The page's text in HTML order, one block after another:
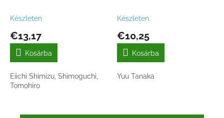
Készleten
€13,17
Kosárba
Eiichi Shimizu, Shimoguchi,
Tomohiro
Készleten
€10,25
Kosárba
Yuu Tanaka